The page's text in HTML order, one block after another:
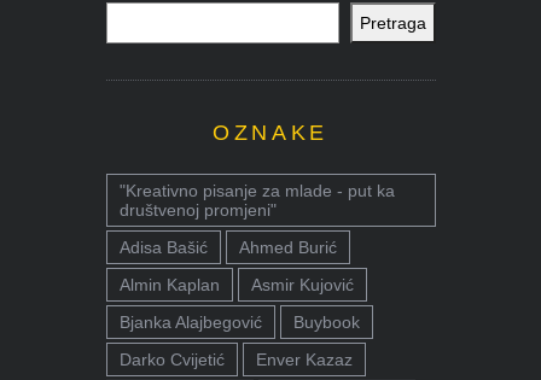
Pretraga
OZNAKE
"Kreativno pisanje za mlade - put ka
društvenoj promjeni"
Adisa Bašić
Ahmed Burić
Almin Kaplan
Asmir Kujović
Bjanka Alajbegović
Buybook
Darko Cvijetić
Enver Kazaz